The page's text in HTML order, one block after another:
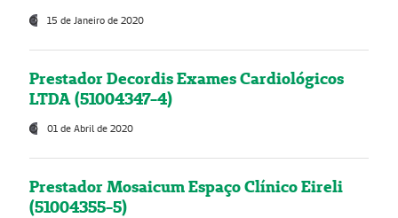
15 de Janeiro de 2020
Prestador Decordis Exames Cardiológicos
LTDA (51004347-4)
01 de Abril de 2020
Prestador Mosaicum Espaço Clínico Eireli
(51004355-5)